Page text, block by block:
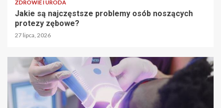
ZDROWIE I URODA
Jakie są najczęstsze problemy osób noszących
protezy zębowe?
27 lipca, 2026